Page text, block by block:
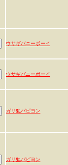
ウサギバニーボーイ
ウサギバニーボーイ
ガリ勉パピヨン
ガリ勉パピヨン